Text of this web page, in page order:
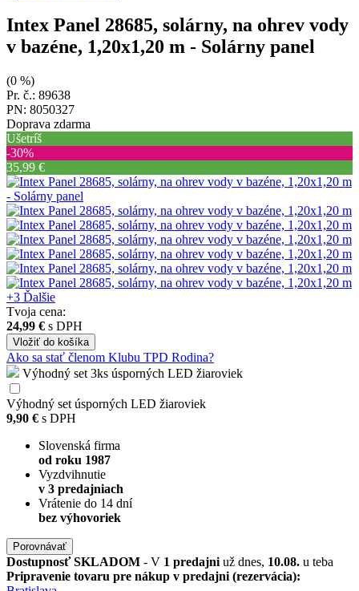
Intex Panel 28685, solárny, na ohrev vody
v bazéne, 1,20x1,20 m - Solárny panel
(0 %)
Pr. č.: 89638
PN: 8050327
Doprava zdarma
Ušetríš
‐30%
35,99 €
+3 Ďalšie
Tvoja cena:
24,99 € s DPH
Vložiť do košíka
Ako sa stať členom Klubu TPD Rodina?
Výhodný set 3ks úsporných LED žiaroviek
Výhodný set úsporných LED žiaroviek
9,90 € s DPH
Slovenská firma
od roku 1987
Vyzdvihnutie
v 3 predajniach
Vrátenie do 14 dní
bez výhovoriek
Porovnávať
DostupnosťSKLADOM - V 1 predajni už dnes, 10.08. u teba
Pripravenie tovaru pre nákup v predajni (rezervácia):